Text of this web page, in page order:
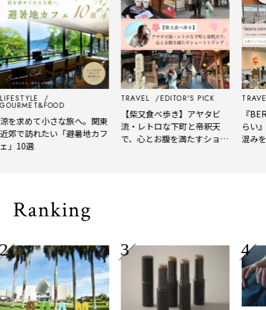
を求めて小さな旅へ。関東
郊で訪れたい「避暑地カフ
」10選
TRAVEL EDITOR'S PICK
【柴又食べ歩き】アヤタビ
流・レトロな下町と帝釈天
で、心とお腹を満たすショー
TRAVEL
『
らい
混み
Ranking